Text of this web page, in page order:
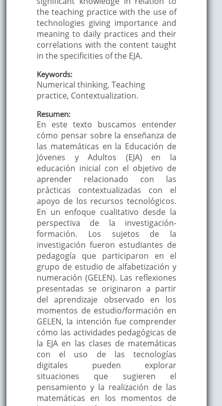
the teaching practice with the use of
technologies giving importance and
meaning to daily practices and their
correlations with the content taught
in the specificities of the EJA.
Keywords:
Numerical thinking, Teaching
practice, Contextualization.
Resumen:
En este texto buscamos entender
cómo pensar sobre la enseñanza de
las matemáticas en la Educación de
Jóvenes y Adultos (EJA) en la
educación inicial con el objetivo de
aprender relacionado con las
prácticas contextualizadas con el
apoyo de los recursos tecnológicos.
En un enfoque cualitativo desde la
perspectiva de la investigación-
formación. Los sujetos de la
investigación fueron estudiantes de
pedagogía que participaron en el
grupo de estudio de alfabetización y
numeración (GELEN). Las reflexiones
presentadas se originaron a partir
del aprendizaje observado en los
momentos de estudio/formación en
GELEN, la intención fue comprender
cómo las actividades pedagógicas de
la EJA en las clases de matemáticas
con el uso de las tecnologías
digitales pueden explorar
situaciones que sugieren el
pensamiento y la realización de las
matemáticas en los momentos de